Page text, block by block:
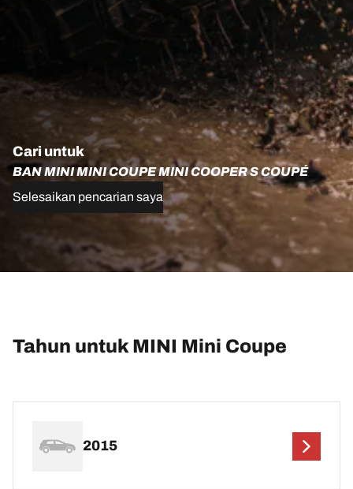
Cari untuk
BAN MINI MINI COUPE MINI COOPER S COUPÉ
Selesaikan pencarian saya
Tahun untuk MINI Mini Coupe
2015